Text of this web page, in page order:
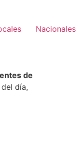
Nacionales
de
día,